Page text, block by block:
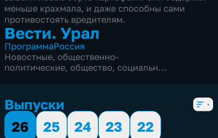
меньше крахмала, и даже способны сами
противостоять вредителям.
Вести. Урал
ПрограммаРоссия
Новостные, общественно-
политические, общество, социально-
Выпуски
26
25 24 23
22